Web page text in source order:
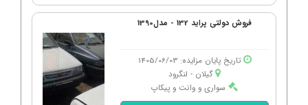
فروش دولتی پراید 132 - مدل1390
تاریخ پایان مزایده: 1405/06/03
گیلان - لنگرود
سواری و وانت و پیکاپ